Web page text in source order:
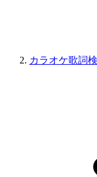
カラオケ歌詞